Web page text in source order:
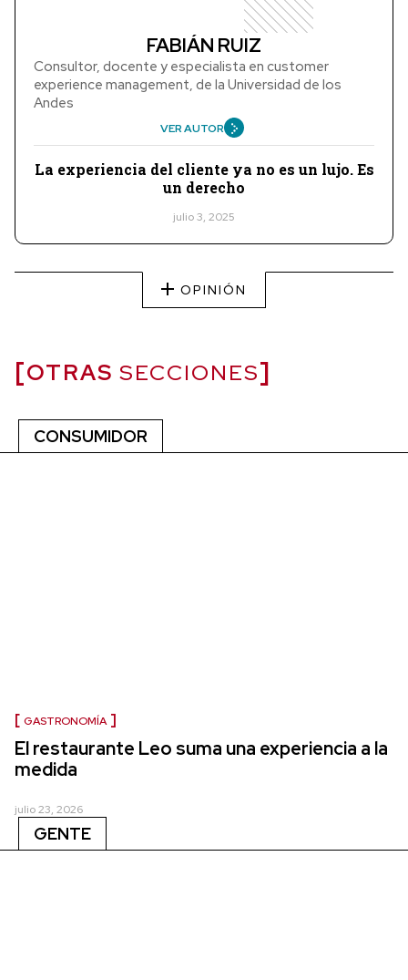
FABIÁN RUIZ
Consultor, docente y especialista en customer
experience management, de la Universidad de los
Andes
VER AUTOR
La experiencia del cliente ya no es un lujo. Es
un derecho
julio 3, 2025
OPINIÓN
OTRAS SECCIONES
CONSUMIDOR
GASTRONOMÍA
El restaurante Leo suma una experiencia a la
medida
julio 23, 2026
GENTE